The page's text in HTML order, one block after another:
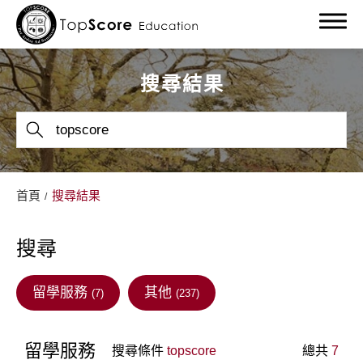
搜尋結果
首頁 搜尋結果
搜尋
留學服務 (7) 其他 (237)
留學服務 搜尋條件 topscore 總共 7
關於我們
留學服務
留學部落格
留學最新消息